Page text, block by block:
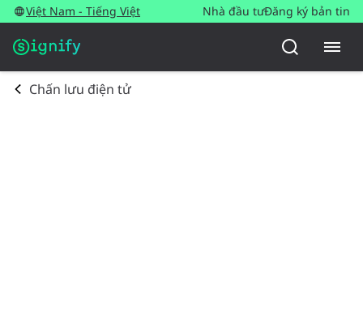
Việt Nam - Tiếng Việt Nhà đầu tưĐăng ký bản tin
Chấn lưu điện tử​